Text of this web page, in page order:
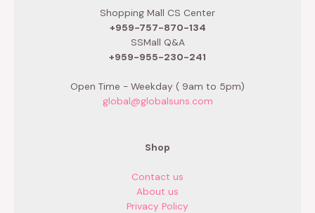
Shopping Mall CS Center
+959-757-870-134
SSMall Q&A
+959-955-230-241
Open Time - Weekday ( 9am to 5pm)
global@globalsuns.com
Shop
Contact us
About us
Privacy Policy